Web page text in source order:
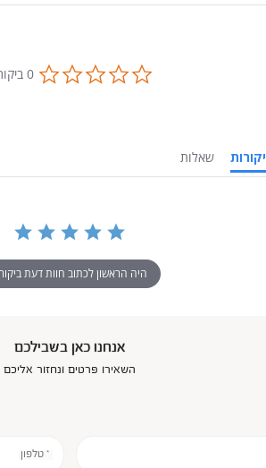
0.0
star
0 ביקורות
ביקורות
שאלות
היה הראשון לכתוב חוות דעת
אנחנו כאן בשבילכם
השאירו פרטים ונחזור אליכם
* טלפון